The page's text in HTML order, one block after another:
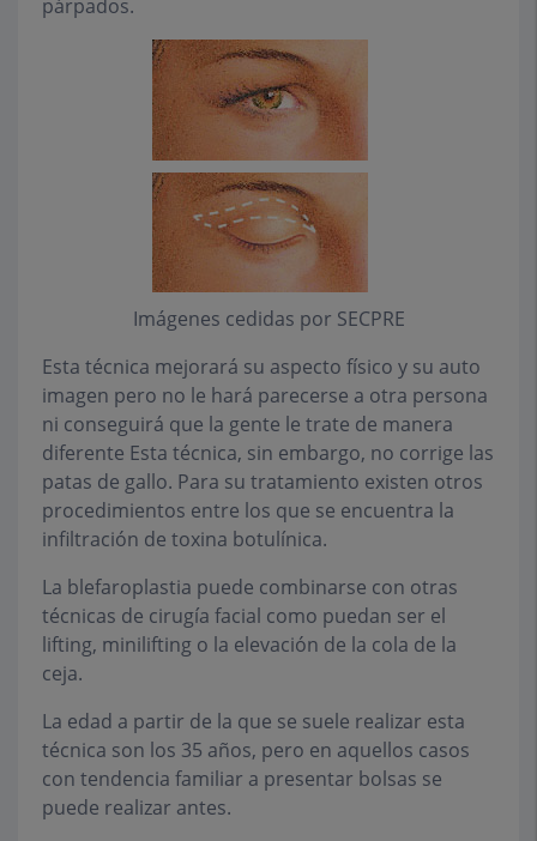
párpados.
Imágenes cedidas por SECPRE
Esta técnica mejorará su aspecto físico y su auto
imagen pero no le hará parecerse a otra persona
ni conseguirá que la gente le trate de manera
diferente Esta técnica, sin embargo, no corrige las
patas de gallo. Para su tratamiento existen otros
procedimientos entre los que se encuentra la
infiltración de toxina botulínica.
La blefaroplastia puede combinarse con otras
técnicas de cirugía facial como puedan ser el
lifting, minilifting o la elevación de la cola de la
ceja.
La edad a partir de la que se suele realizar esta
técnica son los 35 años, pero en aquellos casos
con tendencia familiar a presentar bolsas se
puede realizar antes.